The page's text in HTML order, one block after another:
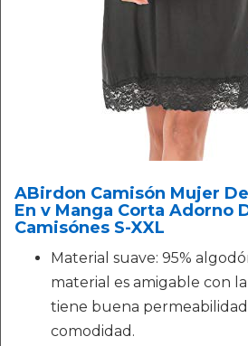
ABirdon Camisón Mujer
En v Manga Corta Adorno
Camisónes S-XXL
Material suave: 95%
material es amigable con
tiene buena permeabilidad
comodidad.